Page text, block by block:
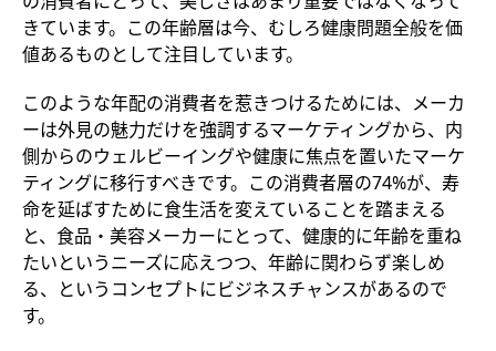
きています。この年齢層は今、むしろ健康問題全般を価
値あるものとして注目しています。
このような年配の消費者を惹きつけるためには、メーカ
ーは外見の魅力だけを強調するマーケティングから、内
側からのウェルビーイングや健康に焦点を置いたマーケ
ティングに移行すべきです。この消費者層の74%が、寿
命を延ばすために食生活を変えていることを踏まえる
と、食品・美容メーカーにとって、健康的に年齢を重ね
たいというニーズに応えつつ、年齢に関わらず楽しめ
る、というコンセプトにビジネスチャンスがあるので
す。